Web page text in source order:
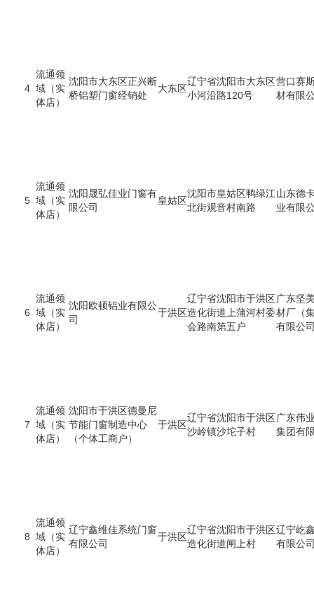
4
流通领
域（实
体店）
沈阳市大东区正兴断
桥铝塑门窗经销处
大东区
辽宁省沈阳市大东区
小河沿路120号
营口赛
材有限
5
流通领
域（实
体店）
沈阳晟弘佳业门窗有
限公司
皇姑区
沈阳市皇姑区鸭绿江
北街观音村南路
山东德
业有限
6
流通领
域（实
体店）
沈阳欧顿铝业有限公
司
于洪区
辽宁省沈阳市于洪区
造化街道上蒲河村委
会路南第五户
广东坚
材厂（
有限公
7
流通领
域（实
体店）
沈阳市于洪区德曼尼
节能门窗制造中心
（个体工商户）
于洪区
辽宁省沈阳市于洪区
沙岭镇沙坨子村
广东伟
集团有
8
流通领
域（实
体店）
辽宁鑫维佳系统门窗
有限公司
于洪区
辽宁省沈阳市于洪区
造化街道闸上村
辽宁屹
有限公